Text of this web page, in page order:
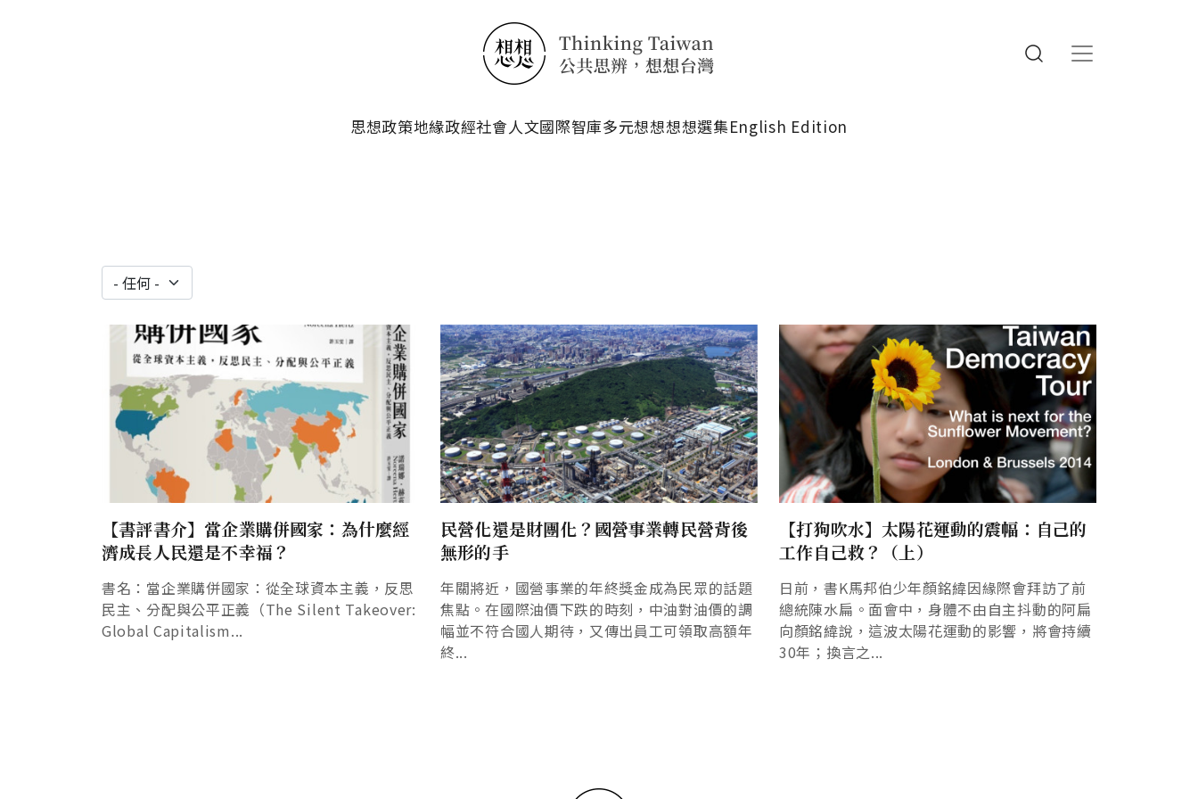
思想政策地緣政經社會人文國際智庫多元想想想想選集English Edition
【書評書介】當企業購併國家：為什麼經
濟成長人民還是不幸福？
書名：當企業購併國家：從全球資本主義，反思
民主、分配與公平正義（The Silent Takeover:
Global Capitalism...
民營化還是財團化？國營事業轉民營背後
無形的手
年關將近，國營事業的年終獎金成為民眾的話題
焦點。在國際油價下跌的時刻，中油對油價的調
幅並不符合國人期待，又傳出員工可領取高額年
終...
【打狗吹水】太陽花運動的震幅：自己的
工作自己救？（上）
日前，書K馬邦伯少年顏銘緯因緣際會拜訪了前
總統陳水扁。面會中，身體不由自主抖動的阿扁
向顏銘緯說，這波太陽花運動的影響，將會持續
30年；換言之...